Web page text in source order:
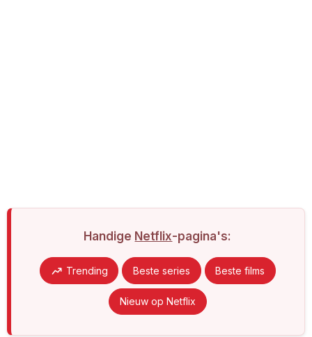
Handige Netflix-pagina's:
Trending Beste series Beste films
Nieuw op Netflix